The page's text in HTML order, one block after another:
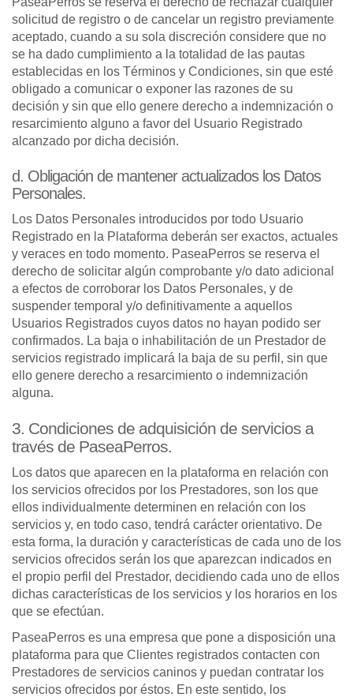
solicitud de registro o de cancelar un registro previamente
aceptado, cuando a su sola discreción considere que no
se ha dado cumplimiento a la totalidad de las pautas
establecidas en los Términos y Condiciones, sin que esté
obligado a comunicar o exponer las razones de su
decisión y sin que ello genere derecho a indemnización o
resarcimiento alguno a favor del Usuario Registrado
alcanzado por dicha decisión.
d. Obligación de mantener actualizados los Datos
Personales.
Los Datos Personales introducidos por todo Usuario
Registrado en la Plataforma deberán ser exactos, actuales
y veraces en todo momento. PaseaPerros se reserva el
derecho de solicitar algún comprobante y/o dato adicional
a efectos de corroborar los Datos Personales, y de
suspender temporal y/o definitivamente a aquellos
Usuarios Registrados cuyos datos no hayan podido ser
confirmados. La baja o inhabilitación de un Prestador de
servicios registrado implicará la baja de su perfil, sin que
ello genere derecho a resarcimiento o indemnización
alguna.
3. Condiciones de adquisición de servicios a
través de PaseaPerros.
Los datos que aparecen en la plataforma en relación con
los servicios ofrecidos por los Prestadores, son los que
ellos individualmente determinen en relación con los
servicios y, en todo caso, tendrá carácter orientativo. De
esta forma, la duración y características de cada uno de los
servicios ofrecidos serán los que aparezcan indicados en
el propio perfil del Prestador, decidiendo cada uno de ellos
dichas características de los servicios y los horarios en los
que se efectúan.
PaseaPerros es una empresa que pone a disposición una
plataforma para que Clientes registrados contacten con
Prestadores de servicios caninos y puedan contratar los
servicios ofrecidos por éstos. En este sentido, los